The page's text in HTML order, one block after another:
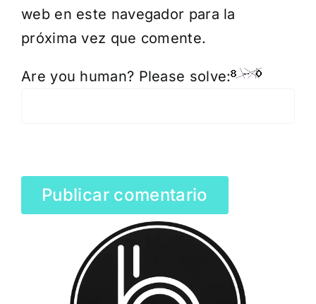
web en este navegador para la
próxima vez que comente.
Are you human? Please solve: